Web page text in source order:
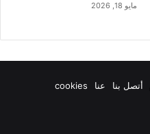
مايو 18, 2026
أتصل بنا عنا cookies